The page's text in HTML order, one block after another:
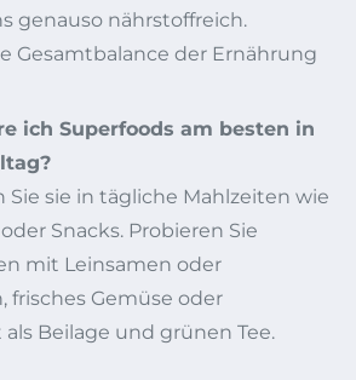
genauso nährstoffreich.
Gesamtbalance der Ernährung
ich Superfoods am besten in
Sie sie in tägliche Mahlzeiten wie
Snacks. Probieren Sie
mit Leinsamen oder
frisches Gemüse oder
als Beilage und grünen Tee.